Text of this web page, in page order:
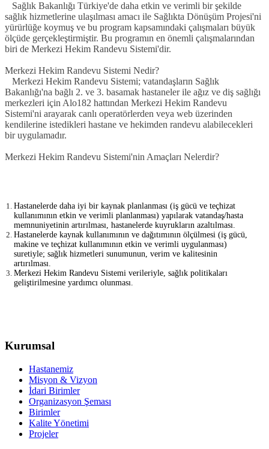
Sağlık Bakanlığı Türkiye'de daha etkin ve verimli bir şekilde
sağlık hizmetlerine ulaşılması amacı ile Sağlıkta Dönüşüm Projesi'ni
yürürlüğe koymuş ve bu program kapsamındaki çalışmaları büyük
ölçüde gerçekleştirmiştir. Bu programın en önemli çalışmalarından
biri de Merkezi Hekim Randevu Sistemi'dir.
Merkezi Hekim Randevu Sistemi Nedir?
Merkezi Hekim Randevu Sistemi; vatandaşların Sağlık
Bakanlığı'na bağlı 2. ve 3. basamak hastaneler ile ağız ve diş sağlığı
merkezleri için Alo182 hattından Merkezi Hekim Randevu
Sistemi'ni arayarak canlı operatörlerden veya web üzerinden
kendilerine istedikleri hastane ve hekimden randevu alabilecekleri
bir uygulamadır.
Merkezi Hekim Randevu Sistemi'nin Amaçları Nelerdir?
Hastanelerde daha iyi bir kaynak planlanması (iş gücü ve teçhizat
kullanımının etkin ve verimli planlanması) yapılarak vatandaş/hasta
memnuniyetinin artırılması, hastanelerde kuyrukların azaltılması.
Hastanelerde kaynak kullanımının ve dağıtımının ölçülmesi (iş gücü,
makine ve teçhizat kullanımının etkin ve verimli uygulanması)
suretiyle; sağlık hizmetleri sunumunun, verim ve kalitesinin
artırılması.
Merkezi Hekim Randevu Sistemi verileriyle, sağlık politikaları
geliştirilmesine yardımcı olunması.
Kurumsal
Hastanemiz
Misyon & Vizyon
İdari Birimler
Organizasyon Şeması
Birimler
Kalite Yönetimi
Projeler